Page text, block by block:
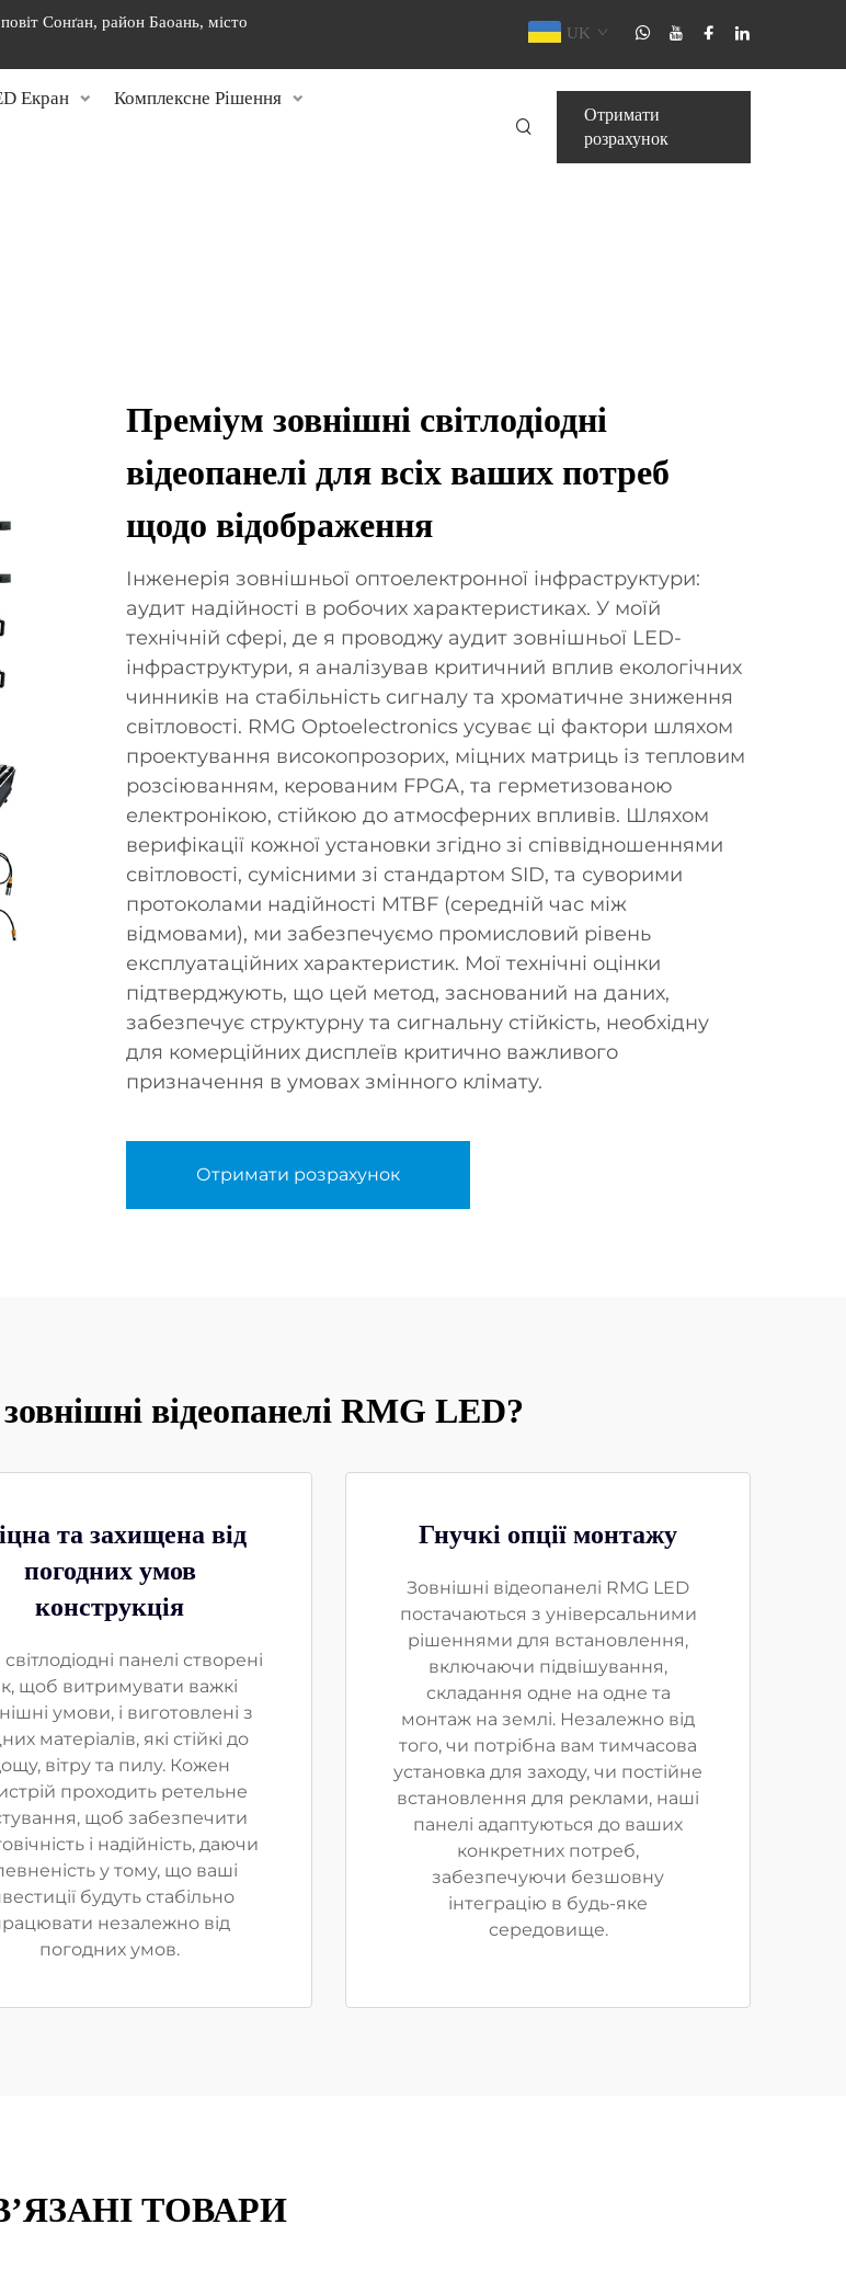
Сонґан, район Баоань, місто
UK
Екран Комплексне Рішення
Отримати
розрахунок
Преміум зовнішні світлодіодні
відеопанелі для всіх ваших потреб
щодо відображення
Інженерія зовнішньої оптоелектронної інфраструктури:
аудит надійності в робочих характеристиках. У моїй
технічній сфері, де я проводжу аудит зовнішньої LED-
інфраструктури, я аналізував критичний вплив екологічних
чинників на стабільність сигналу та хроматичне зниження
світловості. RMG Optoelectronics усуває ці фактори шляхом
проектування високопрозорих, міцних матриць із тепловим
розсіюванням, керованим FPGA, та герметизованою
електронікою, стійкою до атмосферних впливів. Шляхом
верифікації кожної установки згідно зі співвідношеннями
світловості, сумісними зі стандартом SID, та суворими
протоколами надійності MTBF (середній час між
відмовами), ми забезпечуємо промисловий рівень
експлуатаційних характеристик. Мої технічні оцінки
підтверджують, що цей метод, заснований на даних,
забезпечує структурну та сигнальну стійкість, необхідну
для комерційних дисплеїв критично важливого
призначення в умовах змінного клімату.
Отримати розрахунок
відеопанелі RMG LED?
та захищена від
погодних умов
конструкція
панелі створені
щоб витримувати важкі
умови, і виготовлені з
матеріалів, які стійкі до
вітру та пилу. Кожен
проходить ретельне
щоб забезпечити
і надійність, даючи
у тому, що ваші
будуть стабільно
незалежно від
погодних умов.
Гнучкі опції монтажу
Зовнішні відеопанелі RMG LED
постачаються з універсальними
рішеннями для встановлення,
включаючи підвішування,
складання одне на одне та
монтаж на землі. Незалежно від
того, чи потрібна вам тимчасова
установка для заходу, чи постійне
встановлення для реклами, наші
панелі адаптуються до ваших
конкретних потреб,
забезпечуючи безшовну
інтеграцію в будь-яке
середовище.
ТОВАРИ